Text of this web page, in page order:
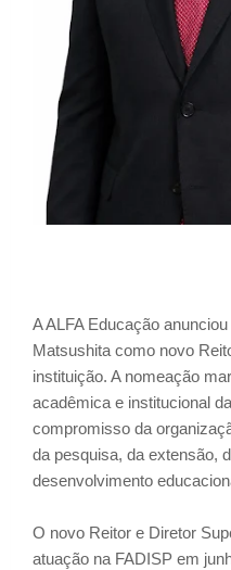
A ALFA Educação
Matsushita como novo
instituição. A nomeação
acadêmica e institucional
compromisso da
da pesquisa, da extensão,
desenvolvimento
O novo Reitor e Diretor
atuação na FADISP em